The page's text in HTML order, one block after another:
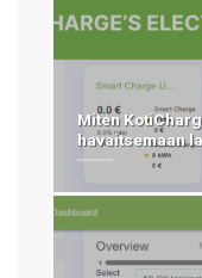
Miten
havaitsemaan